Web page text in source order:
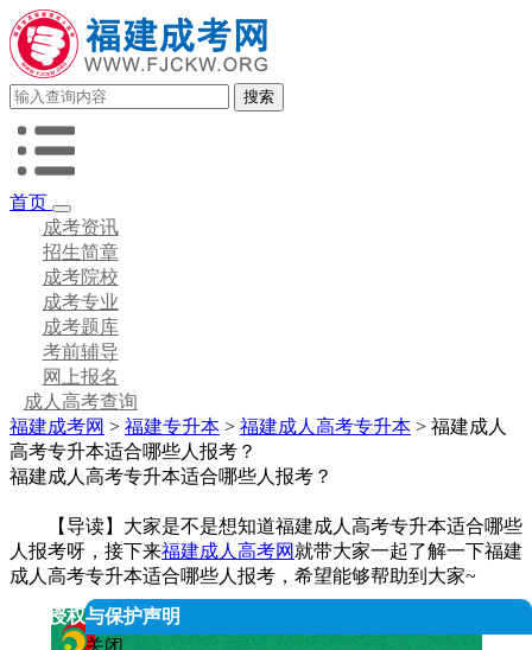
首页
成考资讯
招生简章
成考院校
成考专业
成考题库
考前辅导
网上报名
成人高考查询
福建成考网 > 福建专升本 > 福建成人高考专升本 > 福建成人
高考专升本适合哪些人报考？
福建成人高考专升本适合哪些人报考？
【导读】大家是不是想知道福建成人高考专升本适合哪些
人报考呀，接下来福建成人高考网 就带大家一起了解一下福建
成人高考专升本适合哪些人报考，希望能够帮助到大家~
信息授权与保护声明
关闭